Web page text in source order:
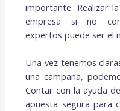
importante. Realizar
empresa si no
expertos puede ser el
Una vez tenemos
una campaña,
Contar con la ayuda
apuesta segura para